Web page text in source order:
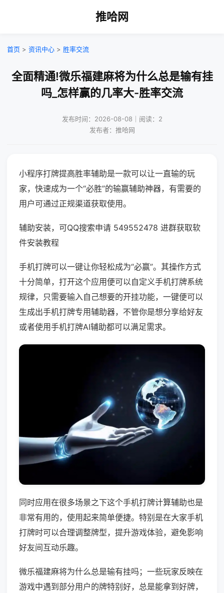
推哈网
首页 > 资讯中心 > 胜率交流
全面精通!微乐福建麻将为什么总是输有挂
吗_怎样赢的几率大-胜率交流
发布时间：2026-08-08｜阅读：2
发布者：推哈网
小程序打牌提高胜率辅助是一款可以让一直输的玩
家，快速成为一个“必胜”的输赢辅助神器，有需要的
用户可通过正规渠道获取使用。
辅助安装，可QQ搜索申请 549552478 进群获取软
件安装教程
手机打牌可以一键让你轻松成为“必赢”。其操作方式
十分简单，打开这个应用便可以自定义手机打牌系统
规律，只需要输入自己想要的开挂功能，一键便可以
生成出手机打牌专用辅助器，不管你是想分享给好友
或者使用手机打牌AI辅助都可以满足需求。
同时应用在很多场景之下这个手机打牌计算辅助也是
非常有用的，使用起来简单便捷。特别是在大家手机
打牌时可以合理调整牌型，提升游戏体验，避免影响
好友间互动乐趣。
微乐福建麻将为什么总是输有挂吗；一些玩家反映在
游戏中遇到部分用户的牌特别好，总是能拿到好牌，